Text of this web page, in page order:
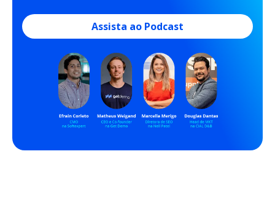
Assista ao Podcast